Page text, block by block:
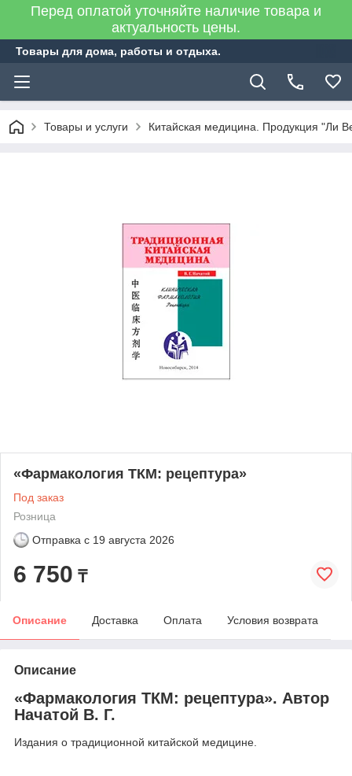
Перед оплатой уточняйте наличие товара и
актуальность цены.
Товары для дома, работы и отдыха.
Товары и услуги Китайская медицина. Продукция "Ли
«Фармакология ТКМ: рецептура»
Под заказ
Розница
Отправка с 19 августа 2026
6 750 ₸
Описание Доставка Оплата Условия возврата
Описание
«Фармакология ТКМ: рецептура». Автор
Начатой В. Г.
Издания о традиционной китайской медицине.